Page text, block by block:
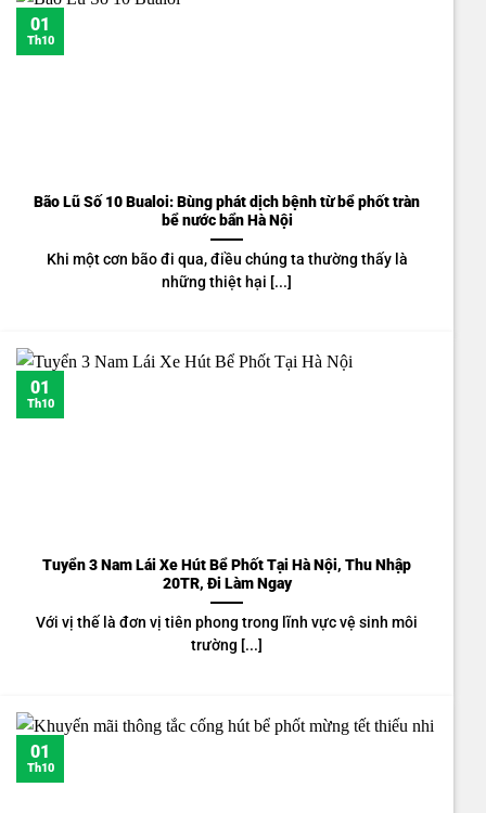
Bão Lũ Số 10 Bualoi: Bùng phát dịch bệnh từ bể phốt tràn
bể nước bẩn Hà Nội
Khi một cơn bão đi qua, điều chúng ta thường thấy là
những thiệt hại [...]
01
Th10
Tuyển 3 Nam Lái Xe Hút Bể Phốt Tại Hà Nội, Thu Nhập
20TR, Đi Làm Ngay
Với vị thế là đơn vị tiên phong trong lĩnh vực vệ sinh môi
trường [...]
01
Th10
01
Th10